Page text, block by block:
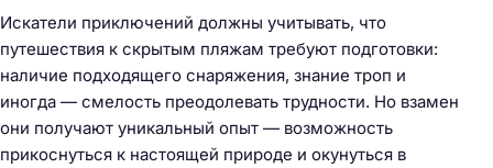
Искатели приключений должны учитывать, что
путешествия к скрытым пляжам требуют подготовки:
наличие подходящего снаряжения, знание троп и
иногда — смелость преодолевать трудности. Но взамен
они получают уникальный опыт — возможность
прикоснуться к настоящей природе и окунуться в